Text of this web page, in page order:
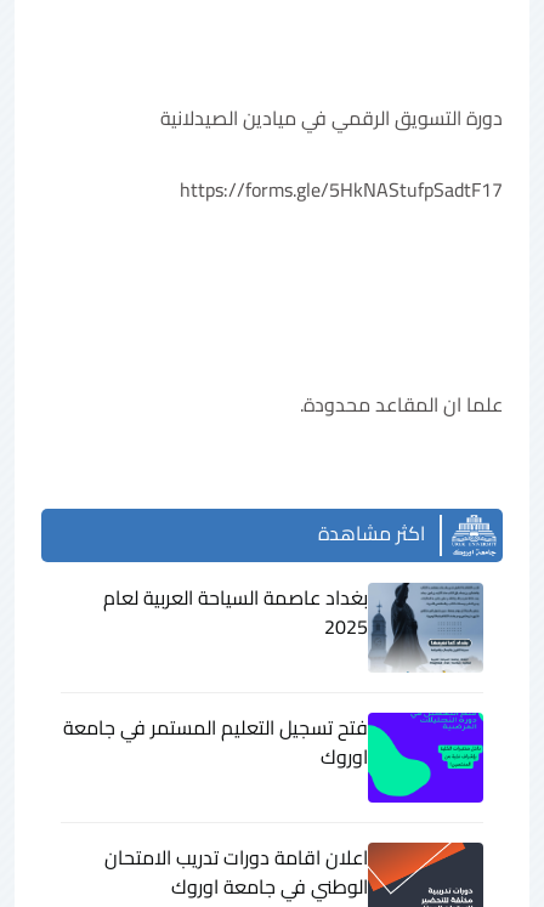
دورة التسويق الرقمي في ميادين الصيدلانية
https://forms.gle/5HkNAStufpSadtF17
علما ان المقاعد محدودة.
اكثر مشاهدة
بغداد عاصمة السياحة العربية لعام
2025
فتح تسجيل التعليم المستمر في جامعة
اوروك
اعلان اقامة دورات تدريب الامتحان
الوطني في جامعة اوروك